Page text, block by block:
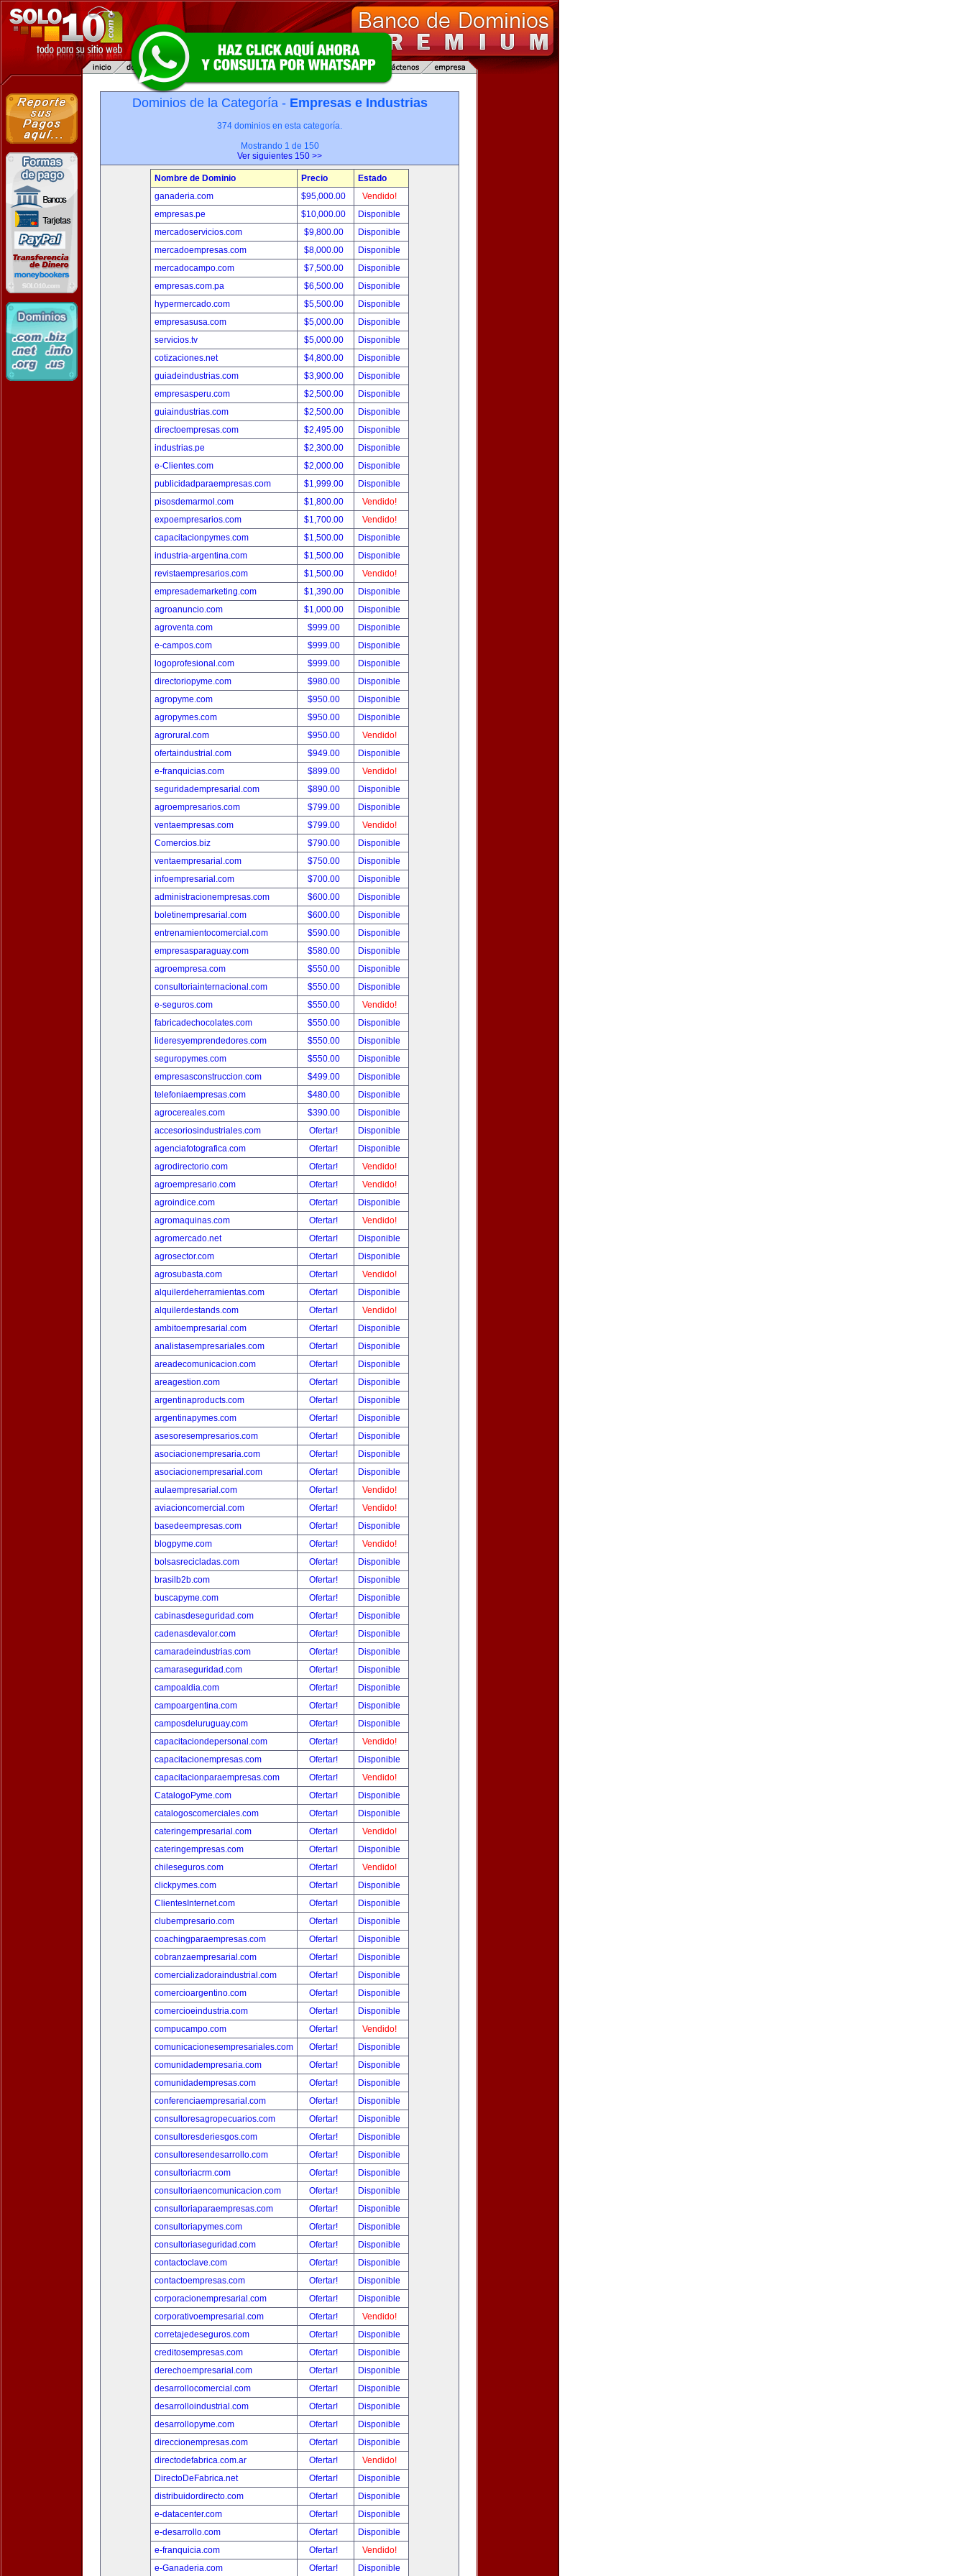
Dominios de la Categoría - Empresas e Industrias
374 dominios en esta categoría.
Mostrando 1 de 150
Ver siguientes 150 >>
Nombre de Dominio Precio
Estado
ganaderia.com
$95,000.00
Vendido!
empresas.pe
$10,000.00
Disponible
mercadoservicios.com
$9,800.00
Disponible
mercadoempresas.com
$8,000.00
Disponible
mercadocampo.com
$7,500.00
Disponible
empresas.com.pa
$6,500.00
Disponible
hypermercado.com
$5,500.00
Disponible
empresasusa.com
$5,000.00
Disponible
servicios.tv
$5,000.00
Disponible
cotizaciones.net
$4,800.00
Disponible
guiadeindustrias.com
$3,900.00
Disponible
empresasperu.com
$2,500.00
Disponible
guiaindustrias.com
$2,500.00
Disponible
directoempresas.com
$2,495.00
Disponible
industrias.pe
$2,300.00
Disponible
e-Clientes.com
$2,000.00
Disponible
publicidadparaempresas.com
$1,999.00
Disponible
pisosdemarmol.com
$1,800.00
Vendido!
expoempresarios.com
$1,700.00
Vendido!
capacitacionpymes.com
$1,500.00
Disponible
industria-argentina.com
$1,500.00
Disponible
revistaempresarios.com
$1,500.00
Vendido!
empresademarketing.com
$1,390.00
Disponible
agroanuncio.com
$1,000.00
Disponible
agroventa.com
$999.00
Disponible
e-campos.com
$999.00
Disponible
logoprofesional.com
$999.00
Disponible
directoriopyme.com
$980.00
Disponible
agropyme.com
$950.00
Disponible
agropymes.com
$950.00
Disponible
agrorural.com
$950.00
Vendido!
ofertaindustrial.com
$949.00
Disponible
e-franquicias.com
$899.00
Vendido!
seguridadempresarial.com
$890.00
Disponible
agroempresarios.com
$799.00
Disponible
ventaempresas.com
$799.00
Vendido!
Comercios.biz
$790.00
Disponible
ventaempresarial.com
$750.00
Disponible
infoempresarial.com
$700.00
Disponible
administracionempresas.com
$600.00
Disponible
boletinempresarial.com
$600.00
Disponible
entrenamientocomercial.com
$590.00
Disponible
empresasparaguay.com
$580.00
Disponible
agroempresa.com
$550.00
Disponible
consultoriainternacional.com
$550.00
Disponible
e-seguros.com
$550.00
Vendido!
fabricadechocolates.com
$550.00
Disponible
lideresyemprendedores.com
$550.00
Disponible
seguropymes.com
$550.00
Disponible
empresasconstruccion.com
$499.00
Disponible
telefoniaempresas.com
$480.00
Disponible
agrocereales.com
$390.00
Disponible
accesoriosindustriales.com
Ofertar!
Disponible
agenciafotografica.com
Ofertar!
Disponible
agrodirectorio.com
Ofertar!
Vendido!
agroempresario.com
Ofertar!
Vendido!
agroindice.com
Ofertar!
Disponible
agromaquinas.com
Ofertar!
Vendido!
agromercado.net
Ofertar!
Disponible
agrosector.com
Ofertar!
Disponible
agrosubasta.com
Ofertar!
Vendido!
alquilerdeherramientas.com
Ofertar!
Disponible
alquilerdestands.com
Ofertar!
Vendido!
ambitoempresarial.com
Ofertar!
Disponible
analistasempresariales.com
Ofertar!
Disponible
areadecomunicacion.com
Ofertar!
Disponible
areagestion.com
Ofertar!
Disponible
argentinaproducts.com
Ofertar!
Disponible
argentinapymes.com
Ofertar!
Disponible
asesoresempresarios.com
Ofertar!
Disponible
asociacionempresaria.com
Ofertar!
Disponible
asociacionempresarial.com
Ofertar!
Disponible
aulaempresarial.com
Ofertar!
Vendido!
aviacioncomercial.com
Ofertar!
Vendido!
basedeempresas.com
Ofertar!
Disponible
blogpyme.com
Ofertar!
Vendido!
bolsasrecicladas.com
Ofertar!
Disponible
brasilb2b.com
Ofertar!
Disponible
buscapyme.com
Ofertar!
Disponible
cabinasdeseguridad.com
Ofertar!
Disponible
cadenasdevalor.com
Ofertar!
Disponible
camaradeindustrias.com
Ofertar!
Disponible
camaraseguridad.com
Ofertar!
Disponible
campoaldia.com
Ofertar!
Disponible
campoargentina.com
Ofertar!
Disponible
camposdeluruguay.com
Ofertar!
Disponible
capacitaciondepersonal.com
Ofertar!
Vendido!
capacitacionempresas.com
Ofertar!
Disponible
capacitacionparaempresas.com
Ofertar!
Vendido!
CatalogoPyme.com
Ofertar!
Disponible
catalogoscomerciales.com
Ofertar!
Disponible
cateringempresarial.com
Ofertar!
Vendido!
cateringempresas.com
Ofertar!
Disponible
chileseguros.com
Ofertar!
Vendido!
clickpymes.com
Ofertar!
Disponible
ClientesInternet.com
Ofertar!
Disponible
clubempresario.com
Ofertar!
Disponible
coachingparaempresas.com
Ofertar!
Disponible
cobranzaempresarial.com
Ofertar!
Disponible
comercializadoraindustrial.com
Ofertar!
Disponible
comercioargentino.com
Ofertar!
Disponible
comercioeindustria.com
Ofertar!
Disponible
compucampo.com
Ofertar!
Vendido!
comunicacionesempresariales.com
Ofertar!
Disponible
comunidadempresaria.com
Ofertar!
Disponible
comunidadempresas.com
Ofertar!
Disponible
conferenciaempresarial.com
Ofertar!
Disponible
consultoresagropecuarios.com
Ofertar!
Disponible
consultoresderiesgos.com
Ofertar!
Disponible
consultoresendesarrollo.com
Ofertar!
Disponible
consultoriacrm.com
Ofertar!
Disponible
consultoriaencomunicacion.com
Ofertar!
Disponible
consultoriaparaempresas.com
Ofertar!
Disponible
consultoriapymes.com
Ofertar!
Disponible
consultoriaseguridad.com
Ofertar!
Disponible
contactoclave.com
Ofertar!
Disponible
contactoempresas.com
Ofertar!
Disponible
corporacionempresarial.com
Ofertar!
Disponible
corporativoempresarial.com
Ofertar!
Vendido!
corretajedeseguros.com
Ofertar!
Disponible
creditosempresas.com
Ofertar!
Disponible
derechoempresarial.com
Ofertar!
Disponible
desarrollocomercial.com
Ofertar!
Disponible
desarrolloindustrial.com
Ofertar!
Disponible
desarrollopyme.com
Ofertar!
Disponible
direccionempresas.com
Ofertar!
Disponible
directodefabrica.com.ar
Ofertar!
Vendido!
DirectoDeFabrica.net
Ofertar!
Disponible
distribuidordirecto.com
Ofertar!
Disponible
e-datacenter.com
Ofertar!
Disponible
e-desarrollo.com
Ofertar!
Disponible
e-franquicia.com
Ofertar!
Vendido!
e-Ganaderia.com
Ofertar! Disponible